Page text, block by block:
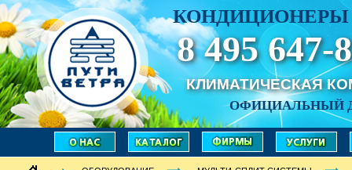
КОНДИЦИОНЕРЫ
8 495 647-
КЛИМАТИЧЕСКАЯ
ОФИЦИАЛЬНЫЙ